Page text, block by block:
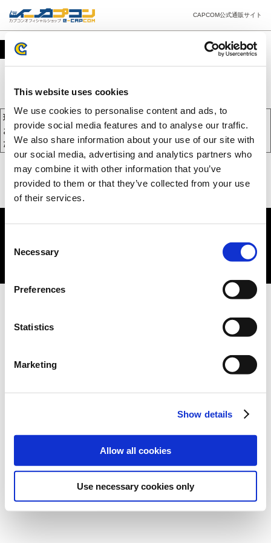
This website uses cookies
We use cookies to personalise content and ads, to
provide social media features and to analyse our traffic.
We also share information about your use of our site with
our social media, advertising and analytics partners who
may combine it with other information that you’ve
provided to them or that they’ve collected from your use
of their services.
Selection
Necessary
Preferences
Statistics
Marketing
Show details
Allow all cookies
Use necessary cookies only
CAPCOM公式通販サイト
カート
現在、カートには商品が入っておりません。
お買い物を続けるには下の 「お買い物を続ける」 をクリックしてく
ださい。